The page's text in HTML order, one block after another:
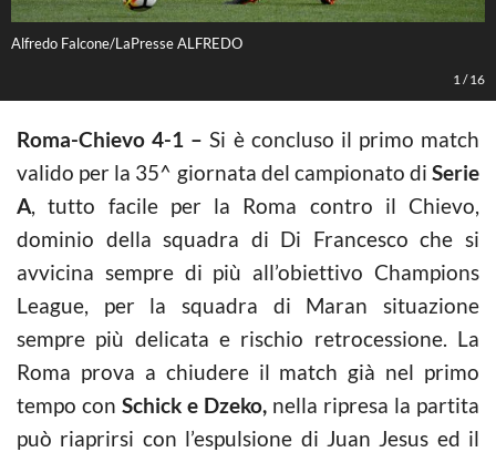
Alfredo Falcone/LaPresse ALFREDO
1 /16
Roma-Chievo 4-1 – Si è concluso il primo match
valido per la 35^ giornata del campionato di Serie
A, tutto facile per la Roma contro il Chievo,
dominio della squadra di Di Francesco che si
avvicina sempre di più all’obiettivo Champions
League, per la squadra di Maran situazione
sempre più delicata e rischio retrocessione. La
Roma prova a chiudere il match già nel primo
tempo con Schick e Dzeko, nella ripresa la partita
può riaprirsi con l’espulsione di Juan Jesus ed il